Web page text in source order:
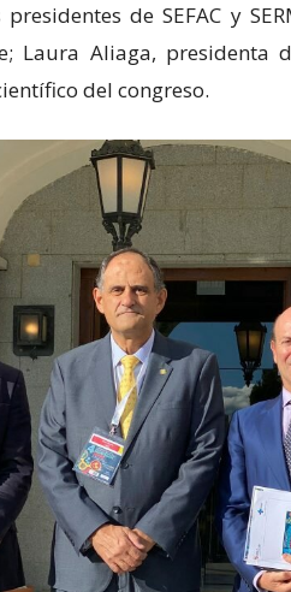
de SEFAC y
Laura Aliaga, presidenta
del congreso.